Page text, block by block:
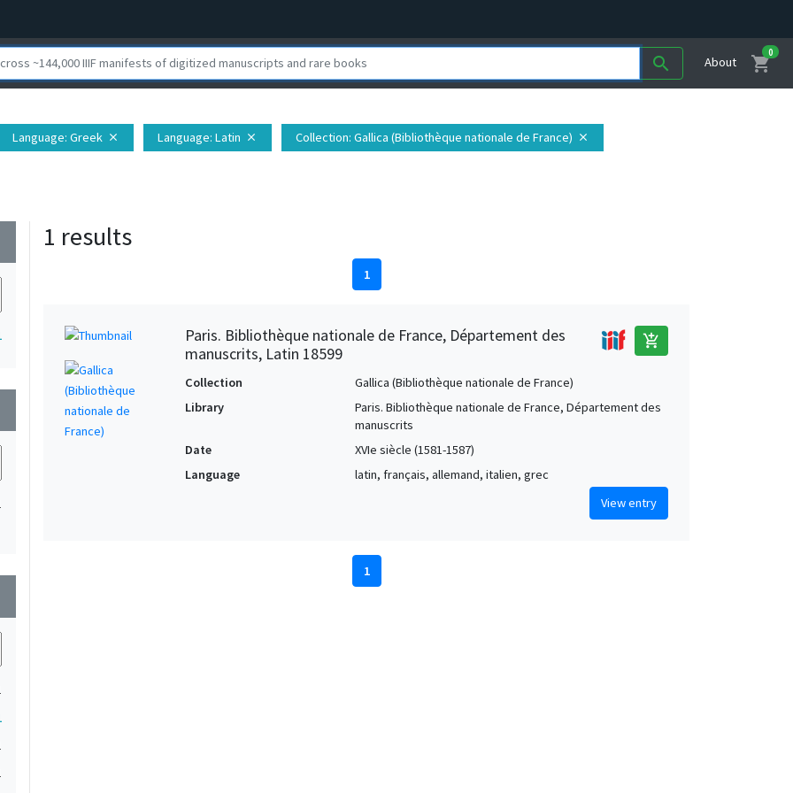
search About shopping_cart
0
Language: Greek close Language: Latin close Collection: Gallica (Bibliothèque nationale de France) close
1 results
1
Paris. Bibliothèque nationale de France, Département des
manuscrits, Latin 18599
add_shopping_cart
Collection
Gallica (Bibliothèque nationale de France)
Library
Paris. Bibliothèque nationale de France, Département des
manuscrits
Date
XVIe siècle (1581-1587)
Language
latin, français, allemand, italien, grec
View entry
1